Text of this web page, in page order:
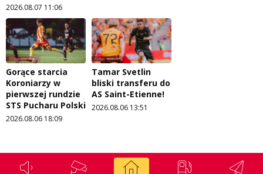
2026.08.07 11:06
Gorące starcia
Koroniarzy w
pierwszej rundzie
STS Pucharu Polski
2026.08.06 18:09
Tamar Svetlin
bliski transferu do
AS Saint-Etienne!
2026.08.06 13:51